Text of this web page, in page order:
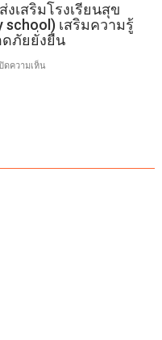
งเสริมโรงเรียนสุข
เสริมความรู้
ดภัยยั่งยืน
ดความเห็น
ว